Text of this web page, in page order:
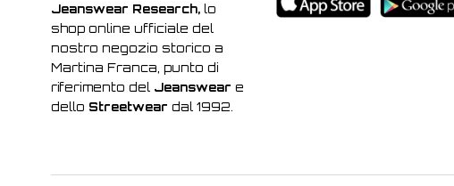
Jeanswear Research, lo
shop online ufficiale del
nostro negozio storico a
Martina Franca, punto di
riferimento del Jeanswear e
dello Streetwear dal 1992.